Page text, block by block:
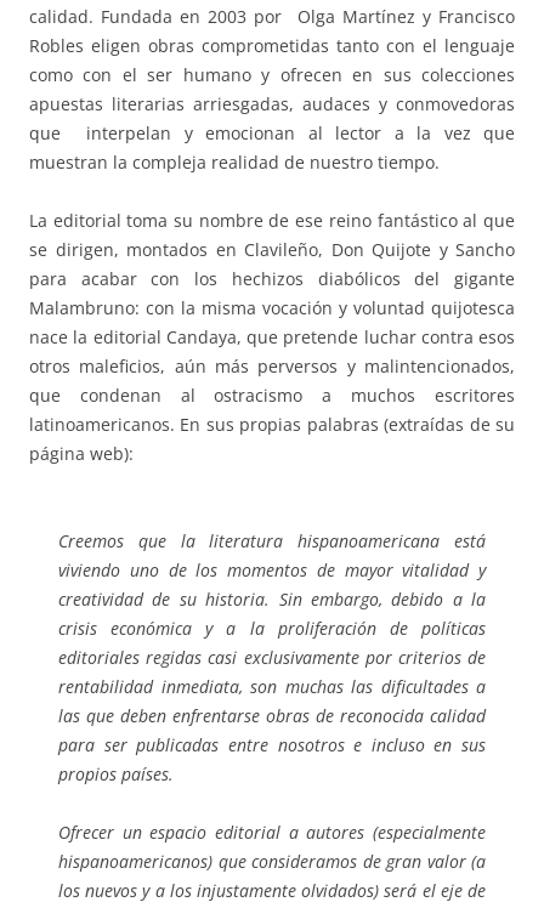
calidad. Fundada en 2003 por Olga Martínez y Francisco
Robles eligen obras comprometidas tanto con el lenguaje
como con el ser humano y ofrecen en sus colecciones
apuestas literarias arriesgadas, audaces y conmovedoras
que interpelan y emocionan al lector a la vez que
muestran la compleja realidad de nuestro tiempo.
La editorial toma su nombre de ese reino fantástico al que
se dirigen, montados en Clavileño, Don Quijote y Sancho
para acabar con los hechizos diabólicos del gigante
Malambruno: con la misma vocación y voluntad quijotesca
nace la editorial Candaya, que pretende luchar contra esos
otros maleficios, aún más perversos y malintencionados,
que condenan al ostracismo a muchos escritores
latinoamericanos. En sus propias palabras (extraídas de su
página web):
Creemos que la literatura hispanoamericana está
viviendo uno de los momentos de mayor vitalidad y
creatividad de su historia. Sin embargo, debido a la
crisis económica y a la proliferación de políticas
editoriales regidas casi exclusivamente por criterios de
rentabilidad inmediata, son muchas las dificultades a
las que deben enfrentarse obras de reconocida calidad
para ser publicadas entre nosotros e incluso en sus
propios países.
Ofrecer un espacio editorial a autores (especialmente
hispanoamericanos) que consideramos de gran valor (a
los nuevos y a los injustamente olvidados) será el eje de